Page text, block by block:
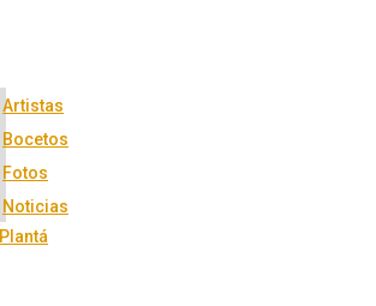
Artistas
Bocetos
Fotos
Noticias
Plantá